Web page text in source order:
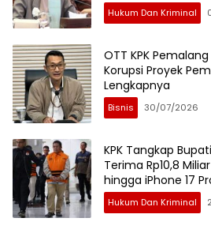
Hukum Dan Kriminal
OTT KPK
Korupsi Proyek
Lengkapnya
Bisnis 30/07/2026
KPK Tangkap
Terima Rp10,8
hingga iPhone 17
Hukum Dan Kriminal